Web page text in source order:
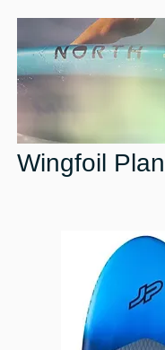
Wingfoil